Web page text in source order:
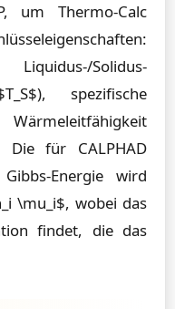
um Thermo-Calc
Solidus-
spezifische
für CALPHAD
Energie wird
\mu_i$, wobei das
findet, die das